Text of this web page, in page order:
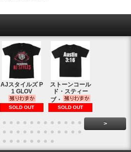
AJスタイルズ P
1 GLOV
SOLD OUT
ストーンコール
ド・スティー
ブ・
SOLD OUT
>